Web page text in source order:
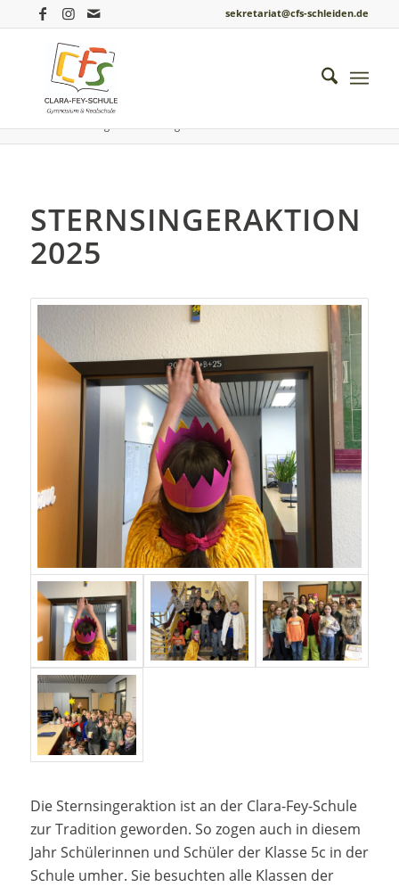
sekretariat@cfs-schleiden.de
Du bist hier: Startseite
Katholische Religion / Sternsingeraktion 2025
STERNSINGERAKTION
2025
Die Sternsingeraktion ist an der Clara-Fey-Schule
zur Tradition geworden. So zogen auch in diesem
Jahr Schülerinnen und Schüler der Klasse 5c in der
Schule umher. Sie besuchten alle Klassen der